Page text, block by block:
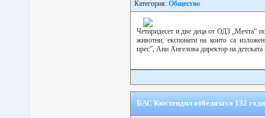
Категория: Общество
Четиридесет и две деца от ОДЗ „Мечта“
животни, експонати на които са
прес”, Ани Ангелова директор на
БАС Кюстендил отбелязаха 132